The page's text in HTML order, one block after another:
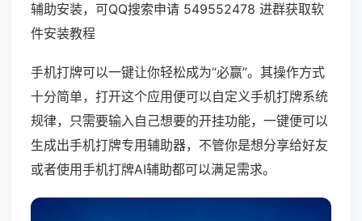
辅助安装，可QQ搜索申请 549552478 进群获取软
件安装教程
手机打牌可以一键让你轻松成为“必赢”。其操作方式
十分简单，打开这个应用便可以自定义手机打牌系统
规律，只需要输入自己想要的开挂功能，一键便可以
生成出手机打牌专用辅助器，不管你是想分享给好友
或者使用手机打牌AI辅助都可以满足需求。